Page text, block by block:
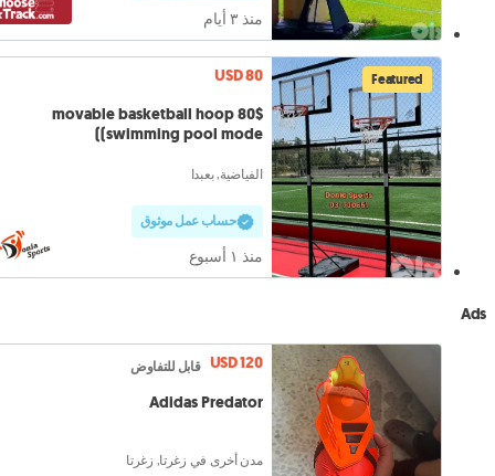
منذ ٣ أيام
Featured
USD 80
80$ movable basketball hoop
(swimming pool mode)
الفياضية, بعبدا
حساب عمل موثوق
منذ ١ أسبوع
Ads
USD 120 قابل للتفاوض
Adidas Predator
مدن أخرى في زغرتا, زغرتا